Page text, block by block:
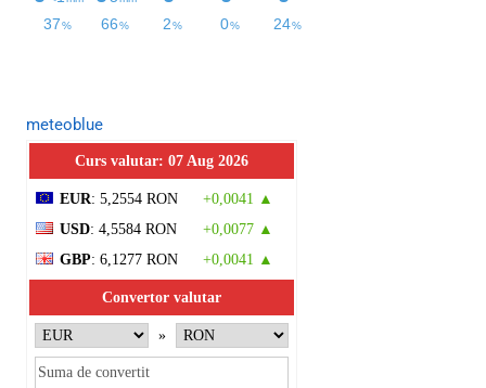
meteoblue
Curs valutar: 07 Aug 2026
EUR: 5,2554 RON
+0,0041 ▲
USD: 4,5584 RON
+0,0077 ▲
GBP: 6,1277 RON +0,0041 ▲
Convertor valutar
»